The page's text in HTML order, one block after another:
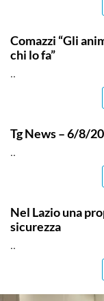
Comazzi “Gli
chi lo fa”
..
Tg News – 6/8/
..
Nel Lazio una
sicurezza
..